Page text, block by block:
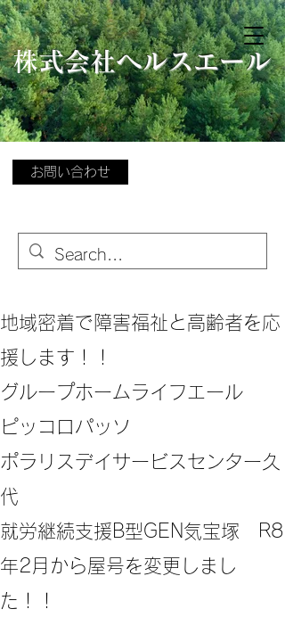
​株式会社ヘルスエール
お問い合わせ
地域密着で障害福祉と高齢者を応
援します！！
グループホームライフエール
ピッコロパッソ
ポラリスデイサービスセンター久
代
​就労継続支援B型GEN気宝塚 R8
年2月から屋号を変更しまし
た！！